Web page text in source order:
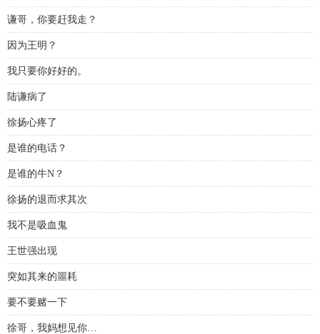
谦哥，你要赶我走？
因为王明？
我只要你好好的。
陆谦病了
徐扬心疼了
是谁的电话？
是谁的牛N？
徐扬的退而求其次
我不是吸血鬼
王世强出现
突如其来的噩耗
要不要赌一下
徐哥，我妈想见你…